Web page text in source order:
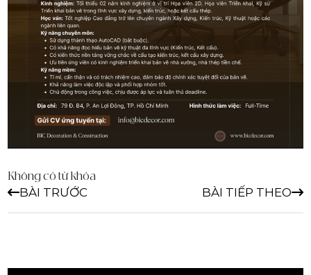
Không có từ khóa
BÀI TRƯỚC BÀI TIẾP THEO